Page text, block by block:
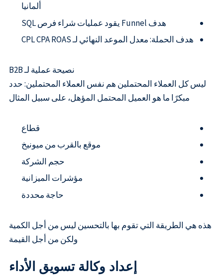
ألمانيا
هدف Funnel يقود عمليات شراء فرص SQL
هدف الحملة: معدل الموعد النهائي لـ CPL CPA ROAS
نصيحة عملية لـ B2B
ليس كل العملاء المحتملين هم نفس العملاء المحتملين: حدد
مبكرًا ما هو العميل المحتمل المؤهل، على سبيل المثال
قطاع
موقع بالقرب من ميونيخ
حجم الشركة
مؤشرات الميزانية
حاجة محددة
هذه هي الطريقة التي تقوم بها بالتحسين ليس من أجل الكمية
ولكن من أجل القيمة
إعداد وكالة تسويق الأداء